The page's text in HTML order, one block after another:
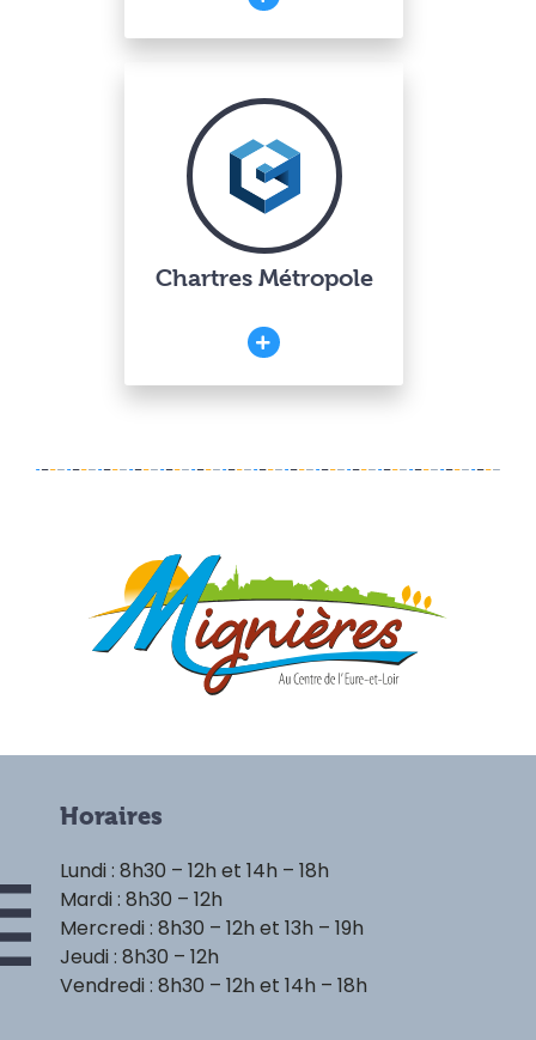
Chartres Métropole
Horaires
Lundi : 8h30 – 12h et 14h – 18h
Mardi : 8h30 – 12h
Mercredi : 8h30 – 12h et 13h – 19h
Jeudi : 8h30 – 12h
Vendredi : 8h30 – 12h et 14h – 18h